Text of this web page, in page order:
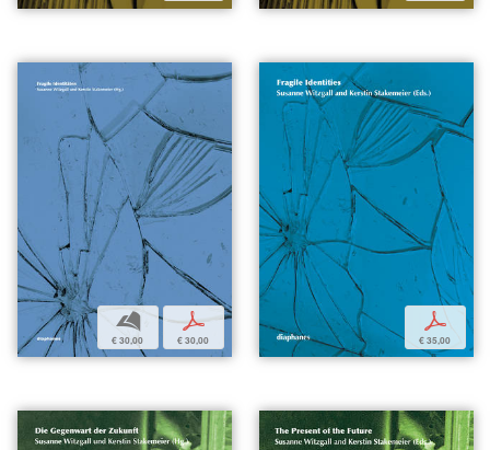
b
€ 30,00
p
€ 30,00
p
€ 35,00